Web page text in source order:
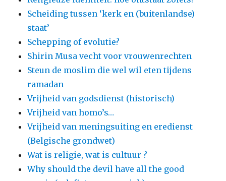
Scheiding tussen ‘kerk en (buitenlandse)
staat’
Schepping of evolutie?
Shirin Musa vecht voor vrouwenrechten
Steun de moslim die wel wil eten tijdens
ramadan
Vrijheid van godsdienst (historisch)
Vrijheid van homo’s…
Vrijheid van meningsuiting en eredienst
(Belgische grondwet)
Wat is religie, wat is cultuur ?
Why should the devil have all the good